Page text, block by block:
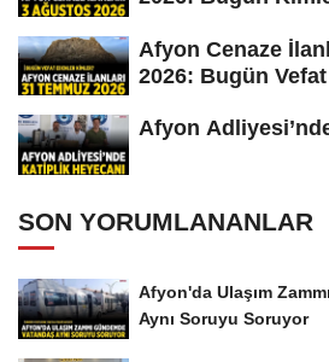
Afyon Cenaze
2026: Bugün
Afyon
SON YORUMLANANLAR
Afyon'da Ulaşım
Aynı Soruyu Soruyor